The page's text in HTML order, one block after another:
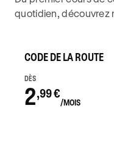
quotidien, découvrez
CODE DE LA ROUTE
DÈS
2,99 €
/MOIS